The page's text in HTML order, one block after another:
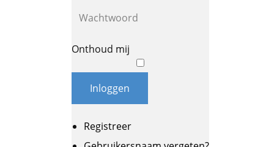
Onthoud mij
Inloggen
Registreer